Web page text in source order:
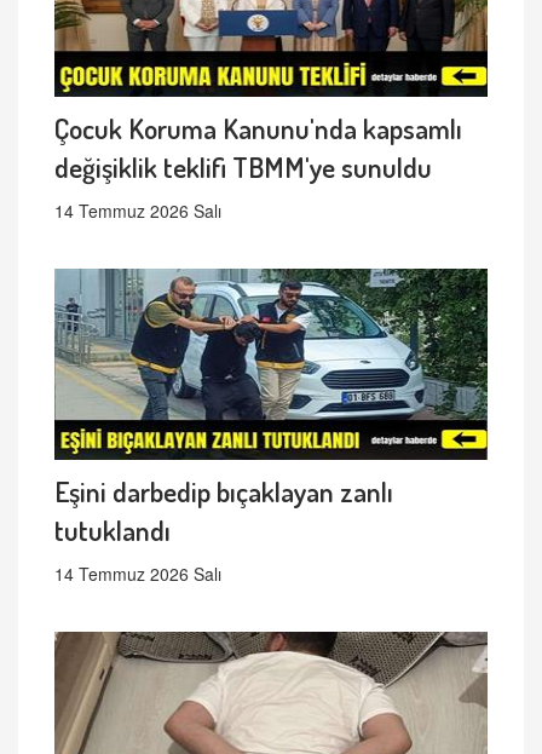
Çocuk Koruma Kanunu'nda kapsamlı
değişiklik teklifi TBMM'ye sunuldu
14 Temmuz 2026 Salı
Eşini darbedip bıçaklayan zanlı
tutuklandı
14 Temmuz 2026 Salı